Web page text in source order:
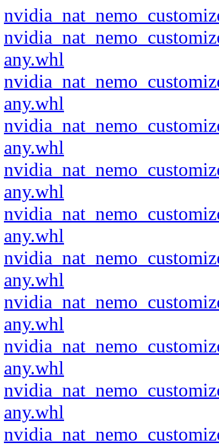
any.whl
any.whl
any.whl
any.whl
any.whl
any.whl
any.whl
any.whl
any.whl